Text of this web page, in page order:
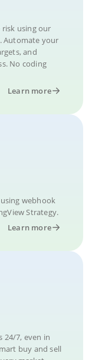
risk using our
Automate your
and
No coding
Learn more
webhook
Strategy.
Learn more
24/7, even in
buy and sell